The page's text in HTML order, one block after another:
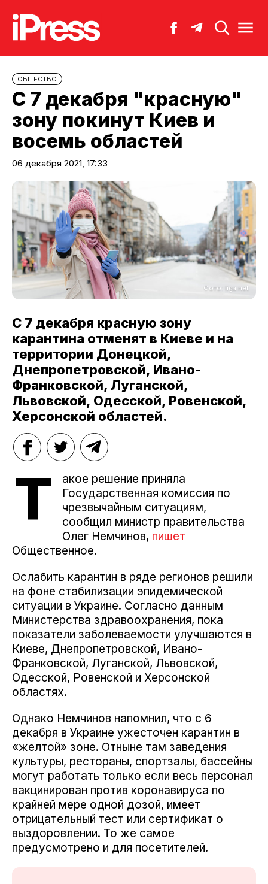
ОБЩЕСТВО
С 7 декабря "красную"
зону покинут Киев и
восемь областей
06 декабря 2021, 17:33
Фото: liga.net
С 7 декабря красную зону
карантина отменят в Киеве и на
территории Донецкой,
Днепропетровской, Ивано-
Франковской, Луганской,
Львовской, Одесской, Ровенской,
Херсонской областей.
Т
акое решение приняла
Государственная комиссия по
чрезвычайным ситуациям,
сообщил министр правительства
Олег Немчинов, пишет
Общественное.
Ослабить карантин в ряде регионов решили
на фоне стабилизации эпидемической
ситуации в Украине. Согласно данным
Министерства здравоохранения, пока
показатели заболеваемости улучшаются в
Киеве, Днепропетровской, Ивано-
Франковской, Луганской, Львовской,
Одесской, Ровенской и Херсонской
областях.
Однако Немчинов напомнил, что с 6
декабря в Украине ужесточен карантин в
«желтой» зоне. Отныне там заведения
культуры, рестораны, спортзалы, бассейны
могут работать только если весь персонал
вакцинирован против коронавируса по
крайней мере одной дозой, имеет
отрицательный тест или сертификат о
выздоровлении. То же самое
предусмотрено и для посетителей.